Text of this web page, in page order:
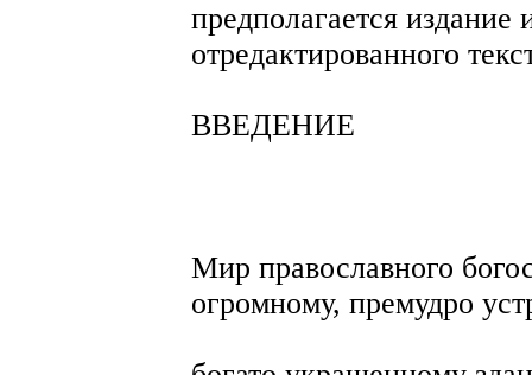
предполагается издание
отредактированного
ВВЕДЕНИЕ
Мир православного
огромному, премудро